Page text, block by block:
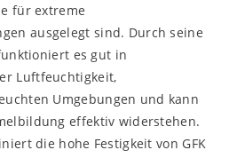
für extreme
ausgelegt sind. Durch seine
es gut in
Luftfeuchtigkeit,
Umgebungen und kann
effektiv widerstehen.
die hohe Festigkeit von GFK